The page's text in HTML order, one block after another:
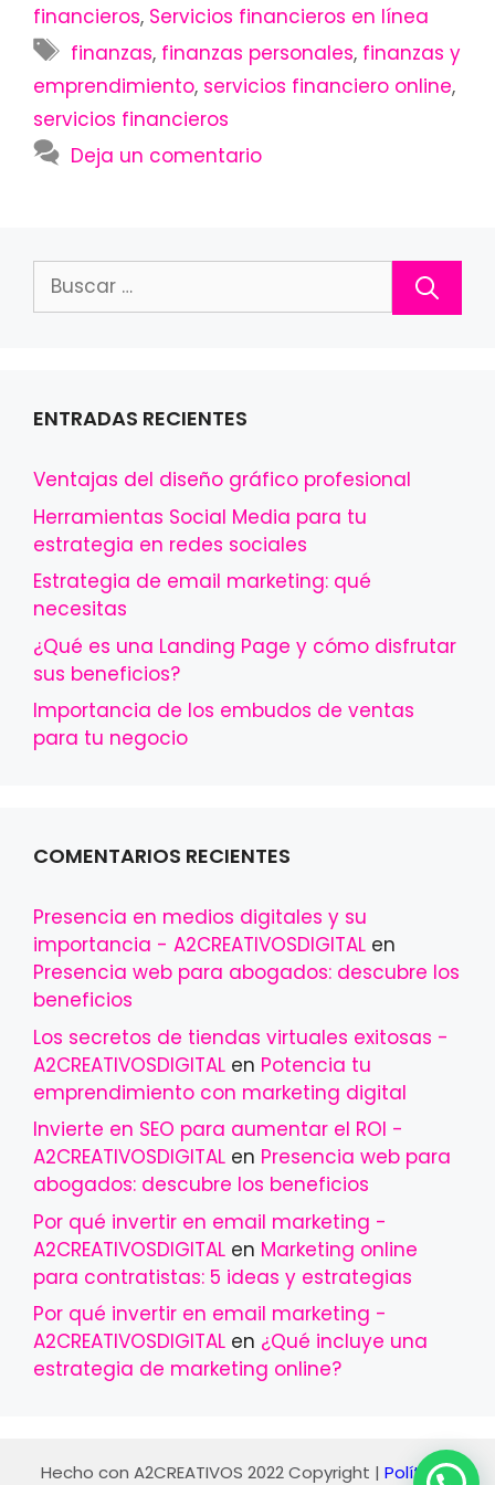
financieros, Servicios financieros en línea
Etiquetas
finanzas, finanzas personales, finanzas y
emprendimiento, servicios financiero online,
servicios financieros
Deja un comentario
Buscar:
ENTRADAS RECIENTES
Ventajas del diseño gráfico profesional
Herramientas Social Media para tu
estrategia en redes sociales
Estrategia de email marketing: qué
necesitas
¿Qué es una Landing Page y cómo disfrutar
sus beneficios?
Importancia de los embudos de ventas
para tu negocio
COMENTARIOS RECIENTES
Presencia en medios digitales y su
importancia - A2CREATIVOSDIGITAL en
Presencia web para abogados: descubre los
beneficios
Los secretos de tiendas virtuales exitosas -
A2CREATIVOSDIGITAL en Potencia tu
emprendimiento con marketing digital
Invierte en SEO para aumentar el ROI -
A2CREATIVOSDIGITAL en Presencia web para
abogados: descubre los beneficios
Por qué invertir en email marketing -
A2CREATIVOSDIGITAL en Marketing online
para contratistas: 5 ideas y estrategias
Por qué invertir en email marketing -
A2CREATIVOSDIGITAL en ¿Qué incluye una
estrategia de marketing online?
Hecho con A2CREATIVOS 2022Copyright | Políticas